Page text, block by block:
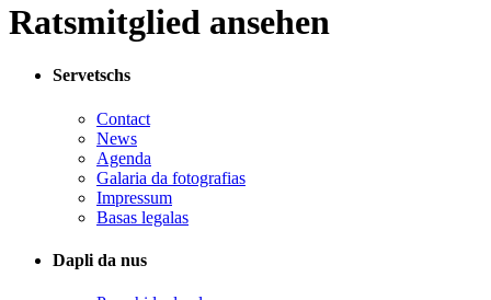
Ratsmitglied ansehen
Servetschs
Contact
News
Agenda
Galaria da fotografias
Impressum
Basas legalas
Dapli da nus